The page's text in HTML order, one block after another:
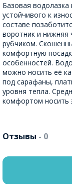
Базовая
устойчивого к
составе
воротник и нижняя
рубчиком.
комфортную
особенностей.
можно носить её
под сарафаны,
уровня тепла.
комфортом носить
Отзывы - 0